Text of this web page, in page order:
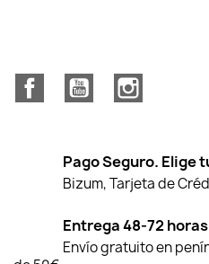
FacebookYouTube
Pago Seguro. Elige
Bizum, Tarjeta de
Entrega 48-72
Envío gratuito en